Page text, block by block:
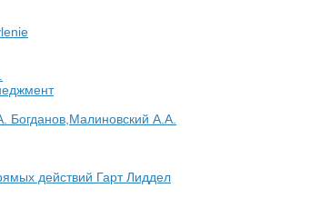
Богданов,Малиновский А.А.
действий Гарт Лиддел